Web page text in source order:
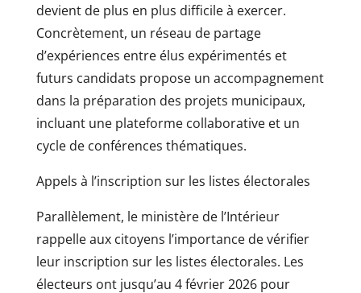
devient de plus en plus difficile à exercer.
Concrètement, un réseau de partage
d’expériences entre élus expérimentés et
futurs candidats propose un accompagnement
dans la préparation des projets municipaux,
incluant une plateforme collaborative et un
cycle de conférences thématiques.
Appels à l’inscription sur les listes électorales
Parallèlement, le ministère de l’Intérieur
rappelle aux citoyens l’importance de vérifier
leur inscription sur les listes électorales. Les
électeurs ont jusqu’au 4 février 2026 pour